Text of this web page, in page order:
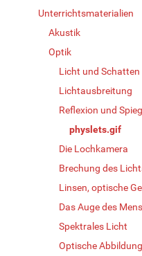
Unterrichtsmaterialien
Akustik
Optik
Licht und Schatten
Lichtausbreitung
Reflexion und
physlets.gif
Die Lochkamera
Brechung des
Linsen, optische
Das Auge des
Spektrales Licht
Optische